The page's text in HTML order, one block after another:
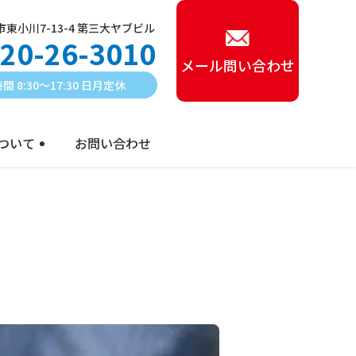
いて お問い合わせ
東小川7-13-4 第三大ヤブビル
26-3010
8:30〜17:30 日月定休
メール問い合わせ